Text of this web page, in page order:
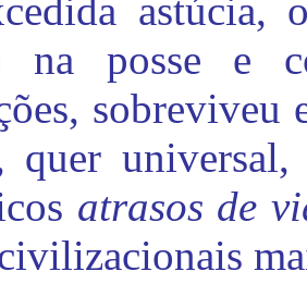
astúcia,
na posse e
sobreviveu
quer
atrasos de